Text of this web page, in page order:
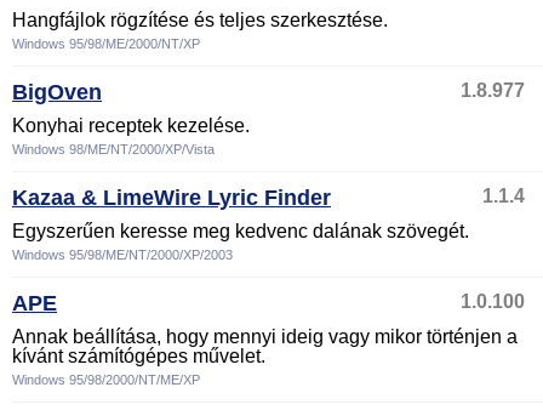
Hangfájlok rögzítése és teljes szerkesztése.
Windows 95/98/ME/2000/NT/XP
BigOven
1.8.977
Konyhai receptek kezelése.
Windows 98/ME/NT/2000/XP/Vista
Kazaa & LimeWire Lyric Finder
1.1.4
Egyszerűen keresse meg kedvenc dalának szövegét.
Windows 95/98/ME/NT/2000/XP/2003
APE
1.0.100
Annak beállítása, hogy mennyi ideig vagy mikor történjen a
kívánt számítógépes művelet.
Windows 95/98/2000/NT/ME/XP